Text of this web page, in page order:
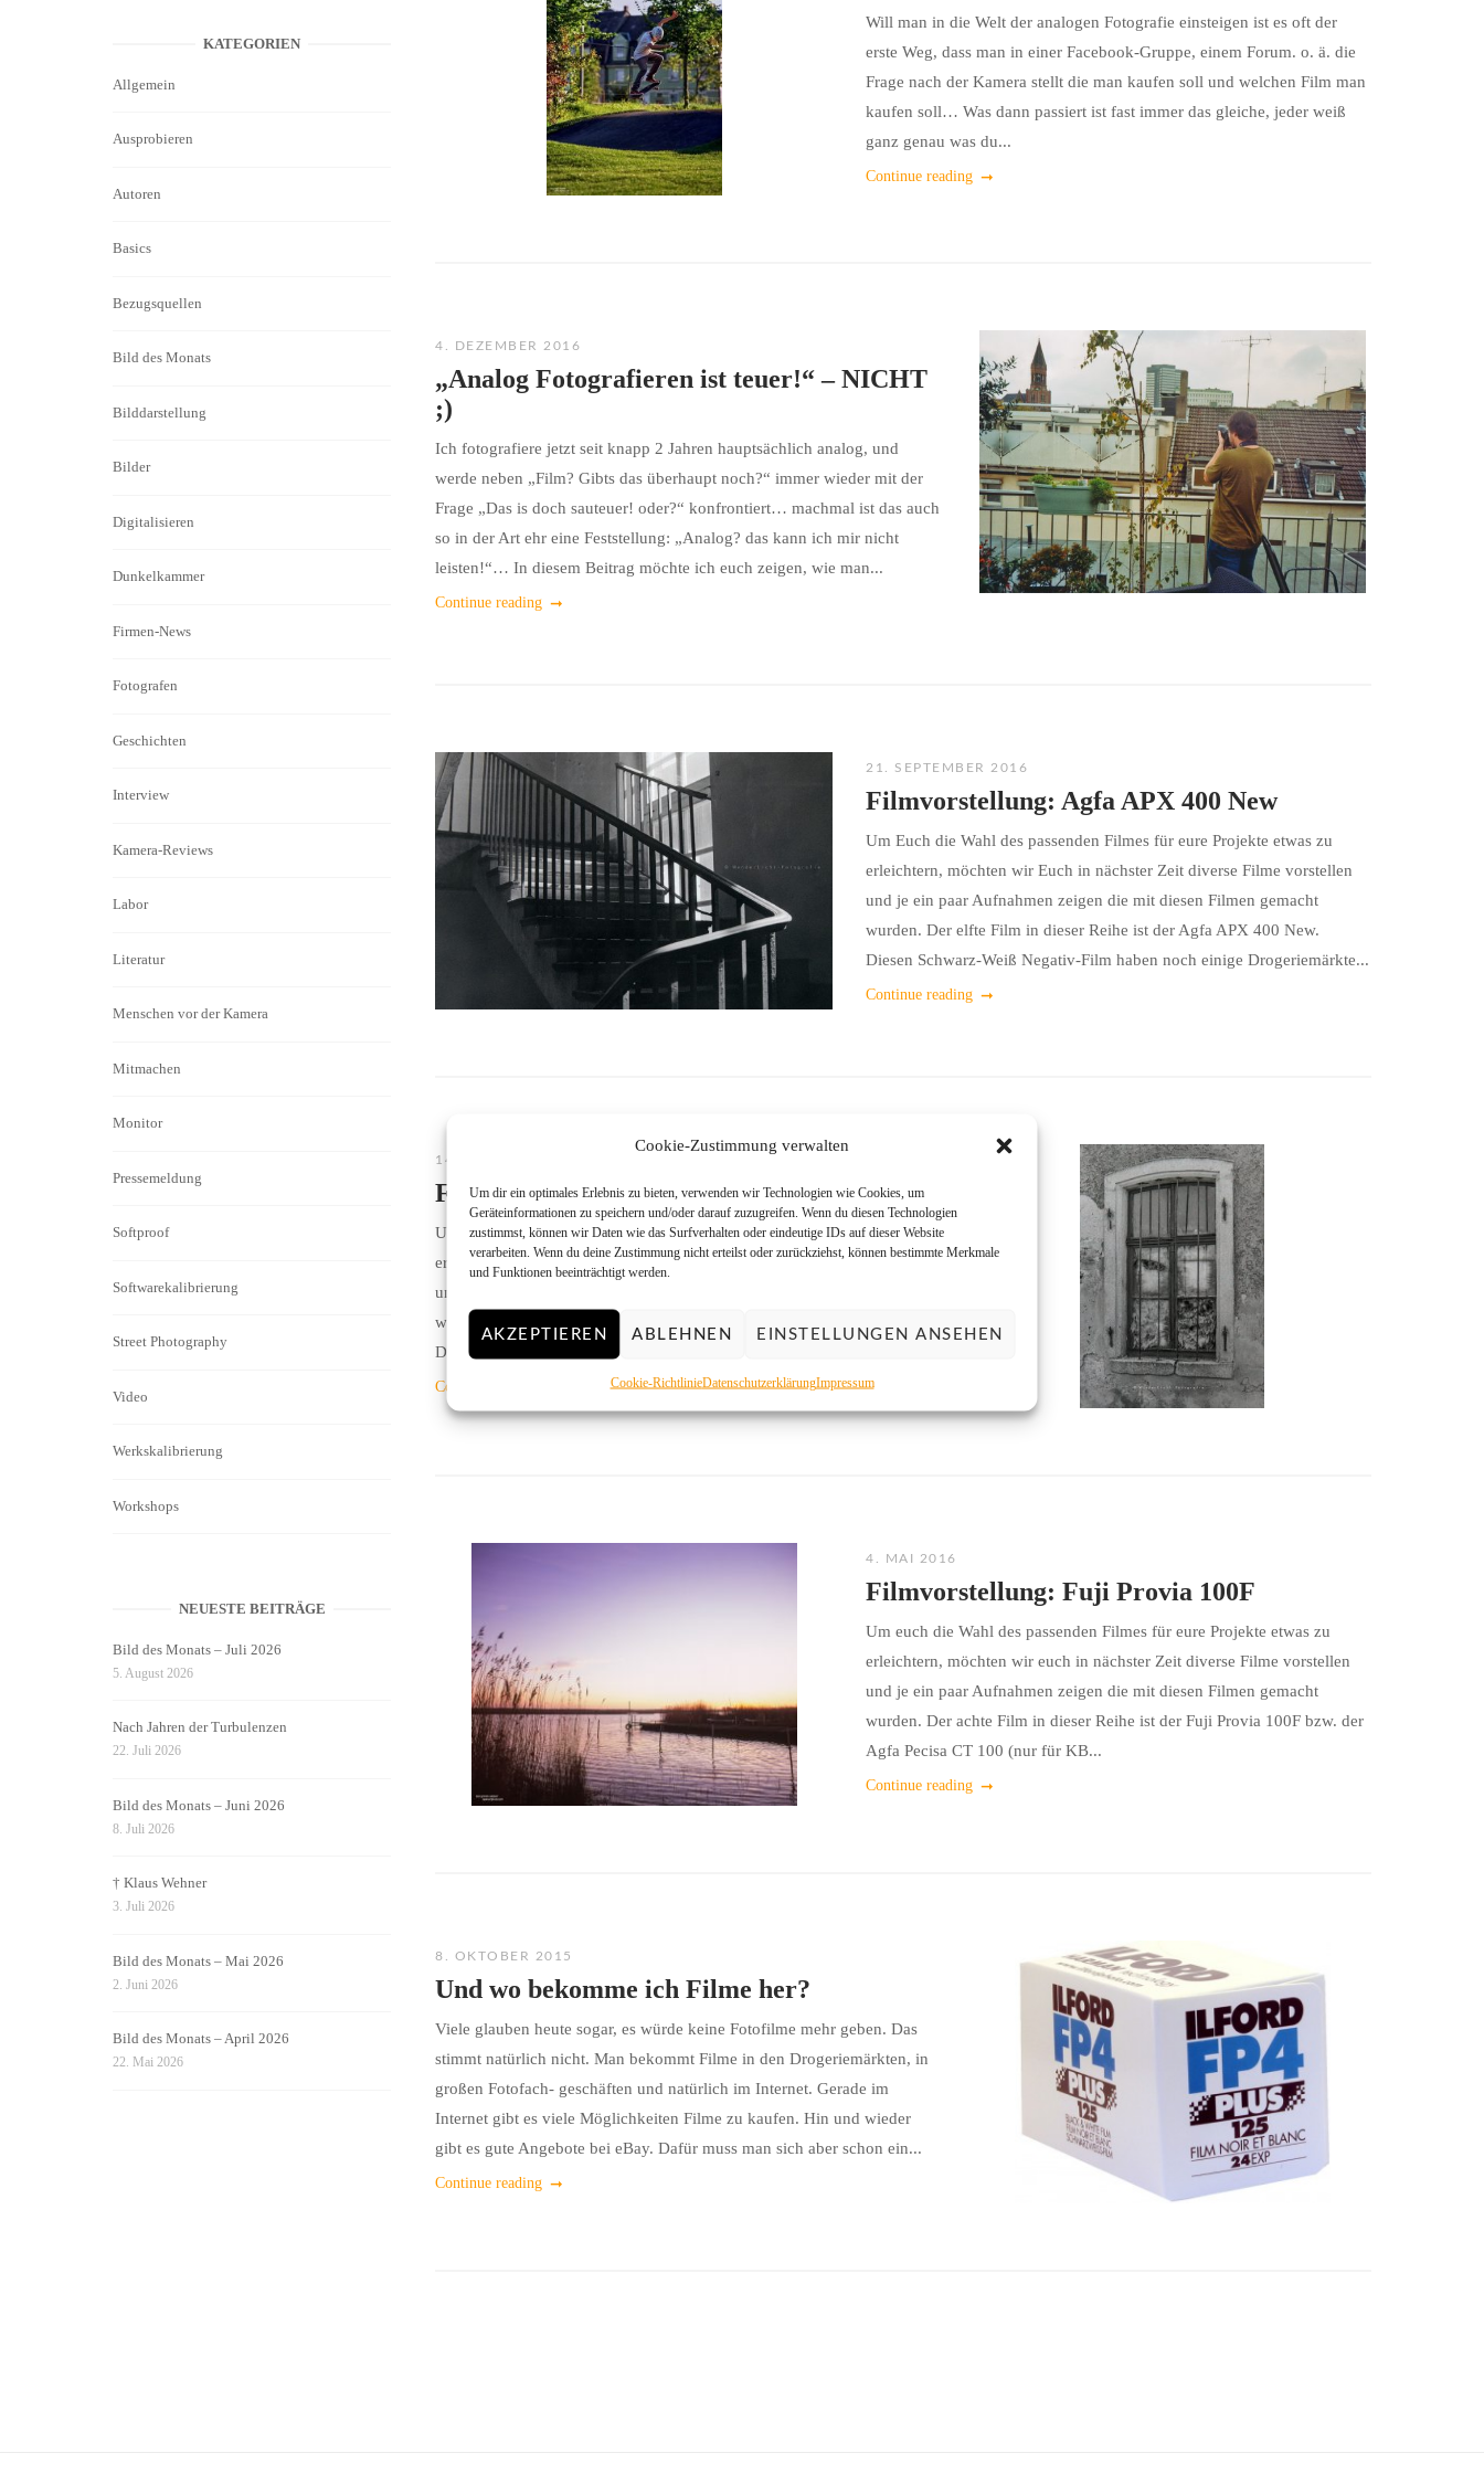
Cookie-Zustimmung verwalten
Um dir ein optimales Erlebnis zu bieten, verwenden wir Technologien wie Cookies, um
Geräteinformationen zu speichern und/oder darauf zuzugreifen. Wenn du diesen Technologien
zustimmst, können wir Daten wie das Surfverhalten oder eindeutige IDs auf dieser Website
verarbeiten. Wenn du deine Zustimmung nicht erteilst oder zurückziehst, können bestimmte Merkmale
und Funktionen beeinträchtigt werden.
AKZEPTIEREN ABLEHNEN EINSTELLUNGEN ANSEHEN
Cookie-RichtlinieDatenschutzerklärungImpressum
Will man in die Welt der analogen Fotografie einsteigen ist es oft der
erste Weg, dass man in einer Facebook-Gruppe, einem Forum. o. ä. die
Frage nach der Kamera stellt die man kaufen soll und welchen Film man
kaufen soll… Was dann passiert ist fast immer das gleiche, jeder weiß
ganz genau was du...
Continue reading
4. DEZEMBER 2016
„Analog Fotografieren ist teuer!“ – NICHT
;)
Ich fotografiere jetzt seit knapp 2 Jahren hauptsächlich analog, und
werde neben „Film? Gibts das überhaupt noch?“ immer wieder mit der
Frage „Das is doch sauteuer! oder?“ konfrontiert… machmal ist das auch
so in der Art ehr eine Feststellung: „Analog? das kann ich mir nicht
leisten!“… In diesem Beitrag möchte ich euch zeigen, wie man...
Continue reading
21. SEPTEMBER 2016
Filmvorstellung: Agfa APX 400 New
Um Euch die Wahl des passenden Filmes für eure Projekte etwas zu
erleichtern, möchten wir Euch in nächster Zeit diverse Filme vorstellen
und je ein paar Aufnahmen zeigen die mit diesen Filmen gemacht
wurden. Der elfte Film in dieser Reihe ist der Agfa APX 400 New.
Diesen Schwarz-Weiß Negativ-Film haben noch einige Drogeriemärkte...
Continue reading
14. SEPTEMBER 2016
Filmvorstellung: Agfa APX 100 New
Um Euch die Wahl des passenden Filmes für eure Projekte etwas zu
erleichtern, möchten wir Euch in nächster Zeit diverse Filme vorstellen
und je ein paar Aufnahmen zeigen die mit diesen Filmen gemacht
wurden. Der zwölfte Film in dieser Reihe ist der Agfa APX 100 New.
Dieser Mittelempfindliche Schwarz-Weiß Negativ-Film ist sehr gut...
Continue reading
4. MAI 2016
Filmvorstellung: Fuji Provia 100F
Um euch die Wahl des passenden Filmes für eure Projekte etwas zu
erleichtern, möchten wir euch in nächster Zeit diverse Filme vorstellen
und je ein paar Aufnahmen zeigen die mit diesen Filmen gemacht
wurden. Der achte Film in dieser Reihe ist der Fuji Provia 100F bzw. der
Agfa Pecisa CT 100 (nur für KB...
Continue reading
8. OKTOBER 2015
Und wo bekomme ich Filme her?
Viele glauben heute sogar, es würde keine Fotofilme mehr geben. Das
stimmt natürlich nicht. Man bekommt Filme in den Drogeriemärkten, in
großen Fotofach- geschäften und natürlich im Internet. Gerade im
Internet gibt es viele Möglichkeiten Filme zu kaufen. Hin und wieder
gibt es gute Angebote bei eBay. Dafür muss man sich aber schon ein...
Continue reading
KATEGORIEN
Allgemein
Ausprobieren
Autoren
Basics
Bezugsquellen
Bild des Monats
Bilddarstellung
Bilder
Digitalisieren
Dunkelkammer
Firmen-News
Fotografen
Geschichten
Interview
Kamera-Reviews
Labor
Literatur
Menschen vor der Kamera
Mitmachen
Monitor
Pressemeldung
Softproof
Softwarekalibrierung
Street Photography
Video
Werkskalibrierung
Workshops
NEUESTE BEITRÄGE
Bild des Monats – Juli 2026
5. August 2026
Nach Jahren der Turbulenzen
22. Juli 2026
Bild des Monats – Juni 2026
8. Juli 2026
† Klaus Wehner
3. Juli 2026
Bild des Monats – Mai 2026
2. Juni 2026
Bild des Monats – April 2026
22. Mai 2026